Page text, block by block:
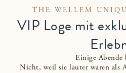
THE WELLEM
VIP Loge mit
Einige Abende
Nicht, weil sie lauter waren als